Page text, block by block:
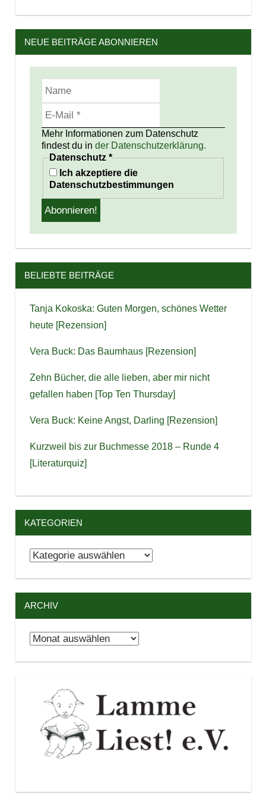
NEUE BEITRÄGE ABONNIEREN
Mehr Informationen zum Datenschutz
findest du in der Datenschutzerklärung.
Datenschutz *
Ich akzeptiere die
Datenschutzbestimmungen
BELIEBTE BEITRÄGE
Tanja Kokoska: Guten Morgen, schönes Wetter
heute [Rezension]
Vera Buck: Das Baumhaus [Rezension]
Zehn Bücher, die alle lieben, aber mir nicht
gefallen haben [Top Ten Thursday]
Vera Buck: Keine Angst, Darling [Rezension]
Kurzweil bis zur Buchmesse 2018 – Runde 4
[Literaturquiz]
KATEGORIEN
Kategorien
ARCHIV
Archiv